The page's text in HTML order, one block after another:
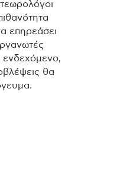
επηρεάσει
ενδεχόμενο,
θα